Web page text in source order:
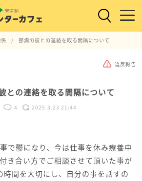
鬱病の彼との連絡を取る間隔について
違反報告
との連絡を取る間隔について
4 2025.3.23 21:44
で鬱になり、今は仕事を休み療養中
き合い方でご相談させて頂いた事が
時間を大切にし、自分の事を話すの